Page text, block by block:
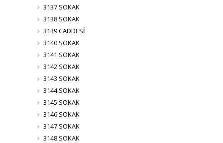
3137 SOKAK
3138 SOKAK
3139 CADDESİ
3140 SOKAK
3141 SOKAK
3142 SOKAK
3143 SOKAK
3144 SOKAK
3145 SOKAK
3146 SOKAK
3147 SOKAK
3148 SOKAK